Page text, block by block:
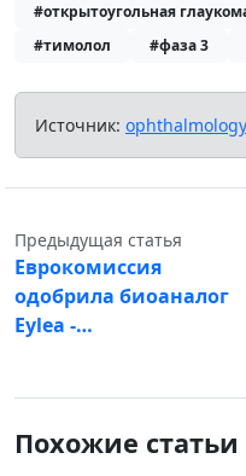
#открытоугольная
#тимолол
#фаза 3
Источник:
Предыдущая статья
Еврокомиссия
одобрила биоаналог
Eylea -…
Похожие статьи